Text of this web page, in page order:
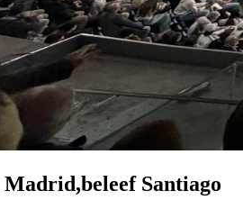
Madrid,beleef Santiago